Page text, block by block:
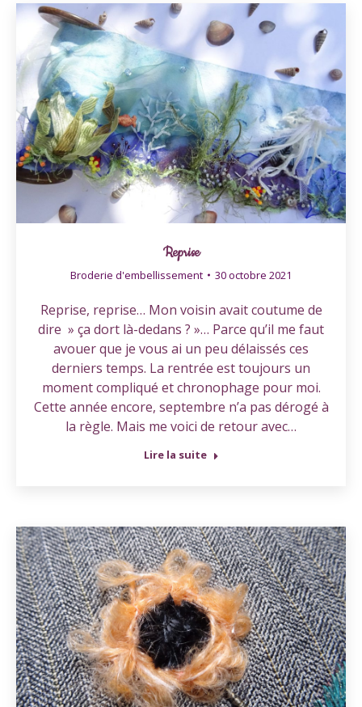
Reprise
Broderie d'embellissement 30 octobre 2021
Reprise, reprise… Mon voisin avait coutume de
dire » ça dort là-dedans ? »… Parce qu’il me faut
avouer que je vous ai un peu délaissés ces
derniers temps. La rentrée est toujours un
moment compliqué et chronophage pour moi.
Cette année encore, septembre n’a pas dérogé à
la règle. Mais me voici de retour avec…
Lire la suite